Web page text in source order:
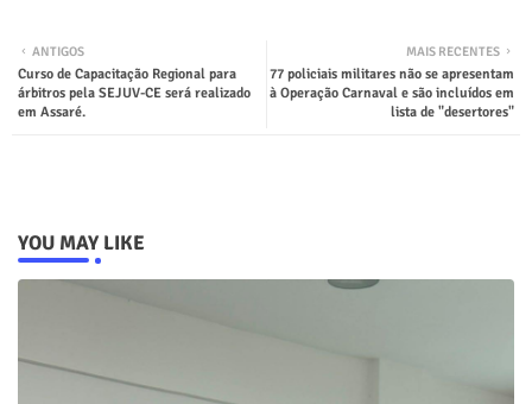
MAIS RECENTES
77 policiais militares não se apresentam
à Operação Carnaval e são incluídos em
lista de "desertores"
ANTIGOS
Curso de Capacitação Regional para
árbitros pela SEJUV-CE será realizado
em Assaré.
YOU MAY LIKE